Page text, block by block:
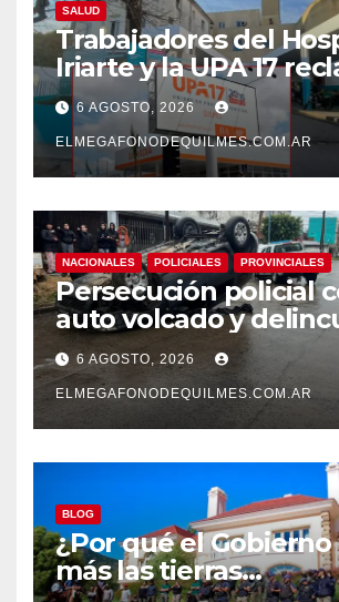
SALUD
Trabajadores del
Iriarte y la UPA 17
pase a planta de
mejoras laborales
6 AGOSTO, 2026
ELMEGAFONODEQUILMES.COM.AR
NACIONALES POLICIALES PROVINCIALES
Persecución policial
auto volcado y
detenidos en San
Solano
6 AGOSTO, 2026
ELMEGAFONODEQUILMES.COM.AR
BLOG
¿Por qué el Gobierno
más las tierras